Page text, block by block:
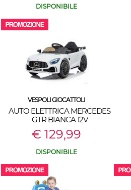
DISPONIBILE
VESPOLI GIOCATTOLI
AUTO ELETTRICA MERCEDES
GTR BIANCA 12V
€ 129,99
DISPONIBILE